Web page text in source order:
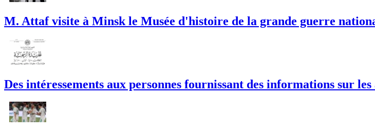
M. Attaf visite à Minsk le Musée d'histoire de la grande guerre
Des intéressements aux personnes fournissant des informations sur